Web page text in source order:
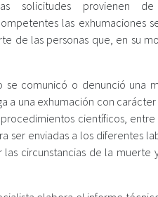
solicitudes provienen
las exhumaciones
de las personas que, en su
comunicó o denunció una
a una exhumación con
científicos,
ser enviadas a los diferentes
circunstancias de la